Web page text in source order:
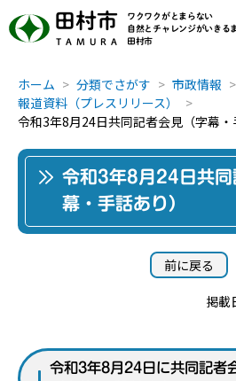
田村市
TAMURA
ワクワクがとまらない
自然とチャレンジがいきる
田村市
ホーム 分類でさがす 市政情報
報道資料（プレスリリース）
令和3年8月24日共同記者会見（字幕・
令和3年8月24日共同
幕・手話あり）
前に戻る
掲載
令和3年8月24日に共同記者